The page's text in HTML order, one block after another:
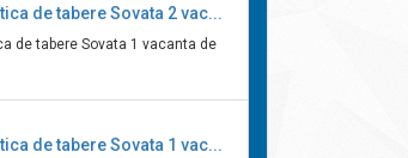
de tabere Sovata 2 vac...
de tabere Sovata 1 vacanta de
de tabere Sovata 1 vac...